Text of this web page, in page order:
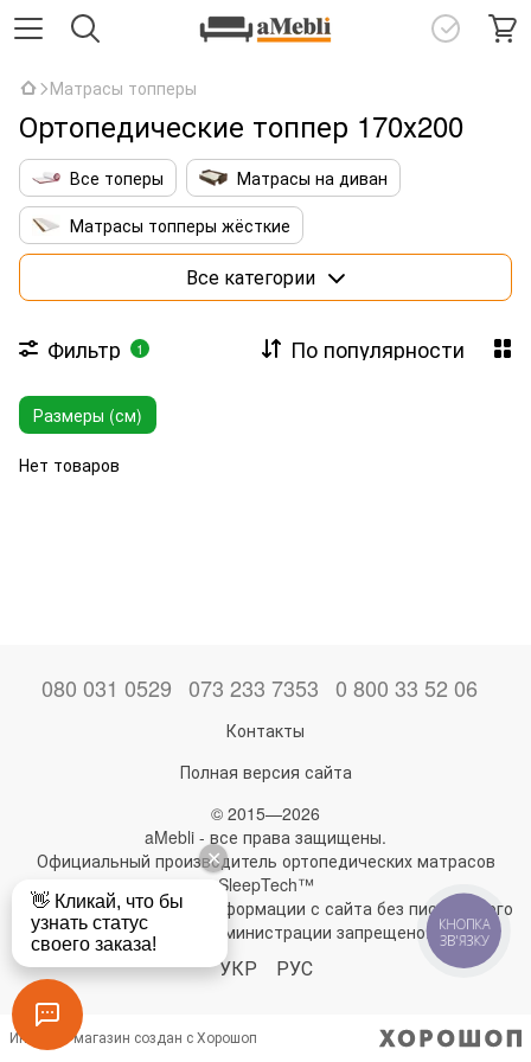
Матрасы топперы
Ортопедические топпер 170х200
Все топеры
Матрасы на диван
Матрасы топперы жёсткие
Матрасы топперы с кокосовой койрой
Матрасы топперы 140х190
Матрасы топперы 160х190
Матрасы топперы 160х200
Все категории
Фильтр 1 По популярности
Размеры (см)
Нет товаров
080 031 0529 073 233 7353 0 800 33 52 06
Контакты
Полная версия сайта
© 2015—2026
aMebli - все права защищены.
Официальный производитель ортопедических матрасов
SleepTech™
Любое использование информации с сайта без письменного
разрешения администрации запрещено!
УКР РУС
Интернет-магазин создан с Хорошоп
КНОПКА
ЗВ'ЯЗКУ